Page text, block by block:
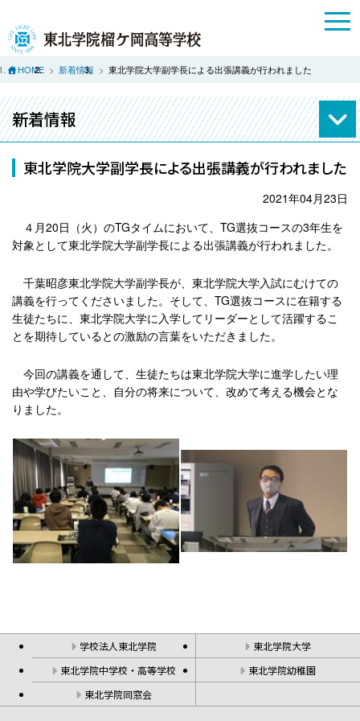
HOME 新着情報 東北学院大学副学長による出張講義が行われました
新着情報
東北学院大学副学長による出張講義が行われました
2021年04月23日
４月20日（火）のTGタイムにおいて、TG選抜コースの3年生を
対象として東北学院大学副学長による出張講義が行われました。
千葉昭彦東北学院大学副学長が、東北学院大学入試にむけての
講義を行ってくださいました。そして、TG選抜コースに在籍する
生徒たちに、東北学院大学に入学してリーダーとして活躍するこ
とを期待しているとの激励の言葉をいただきました。
今回の講義を通して、生徒たちは東北学院大学に進学したい理
由や学びたいこと、自分の将来について、改めて考える機会とな
りました。
学校法人東北学院
東北学院大学
東北学院中学校・高等学校
東北学院幼稚園
東北学院同窓会